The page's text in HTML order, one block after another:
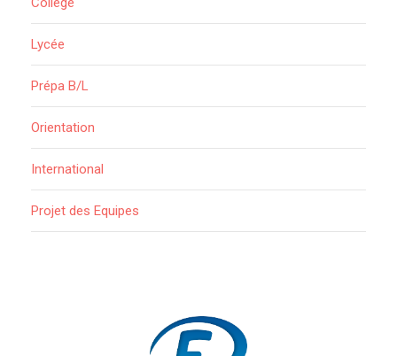
Lycée
Prépa B/L
Orientation
International
Projet des Equipes